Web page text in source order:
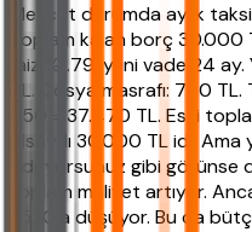
Mevcut durumda aylık
Toplam kalan borç 30.000
faiz %1.79, yeni vade 24
TL. Dosya masrafı: 750
750 = 37.470 TL. Eski
olsaydı 30.000 TL idi.
ödüyorsunuz gibi görünse
toplam maliyet artıyor.
1.530’a düşüyor. Bu da